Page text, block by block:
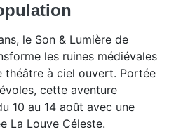
le Son & Lumière de
les ruines médiévales
théâtre à ciel ouvert. Portée
cette aventure
10 au 14 août avec une
La Louve Céleste.